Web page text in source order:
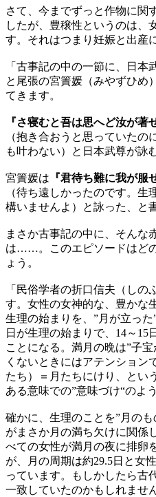
さて、今までずっと作物に関
したが、豊穣性というのは、
す。それはつまり妊娠と出産
「古事記の中の一節に、日本
と尾張の宮簀媛（みやずひめ
てきます。
『さ寝むと吾は思へど汝が著
（抱き合おうと思っていた
も叶わない）と日本武尊が詠
宮簀媛は 『君待ち難に我が服
（待ち遠しかったのです。
構いませんよ）と詠った、と
まさか古事記の中に、そんな
は……。このエピソードはど
ょう。
「民俗学者の折口信夫（しの
す。女性の女神的な、豊かな
生理の始まりを、”月が立っ
日が生理の始まりで、14～15
ことになる。満月の晩は”子
くないときにはアテンション
たち）＝月たちにけり、とい
ある意味での”意味づけ“のよ
確かに、生理のことを”月の
がまさか月の満ち欠けに関
べての女性が満月の夜に排卵
が、月の周期は約29.5日と女
っています。もしかしたら古
一致していたのかもしれませ